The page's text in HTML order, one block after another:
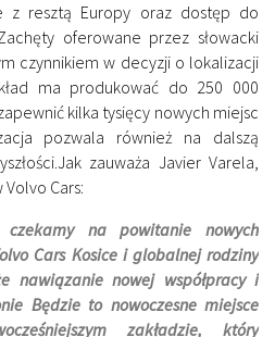
z resztą Europy oraz dostęp do
oferowane przez słowacki
czynnikiem w decyzji o lokalizacji
ma produkować do 250 000
kilka tysięcy nowych miejsc
pozwala również na dalszą
zauważa Javier Varela,
Cars:
czekamy na powitanie nowych
Cars Kosice i globalnej rodziny
nawiązanie nowej współpracy i
Będzie to nowoczesne miejsce
zakładzie, który